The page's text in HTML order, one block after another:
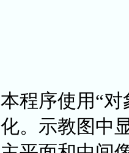
本程序使用“
化。示教图中